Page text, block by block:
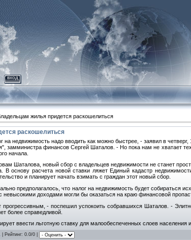
вход
жилья придется раскошелиться
раскошелиться
на недвижимость надо вводить как можно быстрее, - заявил в
замминистра финансов Сергей Шаталов. - Но пока нам не хватает
начала.
Шаталова, новый сбор с владельцев недвижимости не станет
В основу расчета новой ставки ляжет Единый кадастр
и планирует начать взимать с граждан этот новый сбор.
предполагалось, что налог на недвижимость будет собираться
невысокими доходами могли бы оказаться на краю финансовой
прогрессивным, - поспешил успокоить собравшихся Шаталов. -
более справедливой.
ввести льготную ставку для малообеспеченных слоев населения и
Рейтинг: 0.0/0 |